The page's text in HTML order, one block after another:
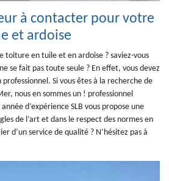
à contacter pour votre
et ardoise
toiture en tuile et en ardoise ? saviez-vous
se fait pas toute seule ? En effet, vous devez
professionnel. Si vous êtes à la recherche de
nous en sommes un ! professionnel
d’expérience SLB vous propose une
de l’art et dans le respect des normes en
d’un service de qualité ? N’hésitez pas à